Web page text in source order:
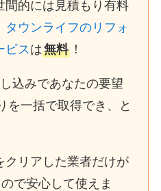
間的には見積もり有料
タウンライフのリフォ
ビス は無料 ！
込みであなたの要望
を一括で取得でき、と
クリアした業者だけが
で安心して使えま